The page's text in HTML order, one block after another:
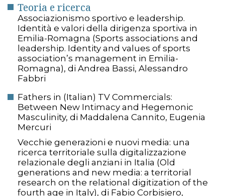
Teoria e ricerca
Associazionismo sportivo e leadership.
Identità e valori della dirigenza sportiva in
Emilia-Romagna (Sports associations and
leadership. Identity and values of sports
association’s management in Emilia-
Romagna), di Andrea Bassi, Alessandro
Fabbri
Fathers in (Italian) TV Commercials:
Between New Intimacy and Hegemonic
Masculinity, di Maddalena Cannito, Eugenia
Mercuri
Vecchie generazioni e nuovi media: una
ricerca territoriale sulla digitalizzazione
relazionale degli anziani in Italia (Old
generations and new media: a territorial
research on the relational digitization of the
fourth age in Italy), di Fabio Corbisiero,